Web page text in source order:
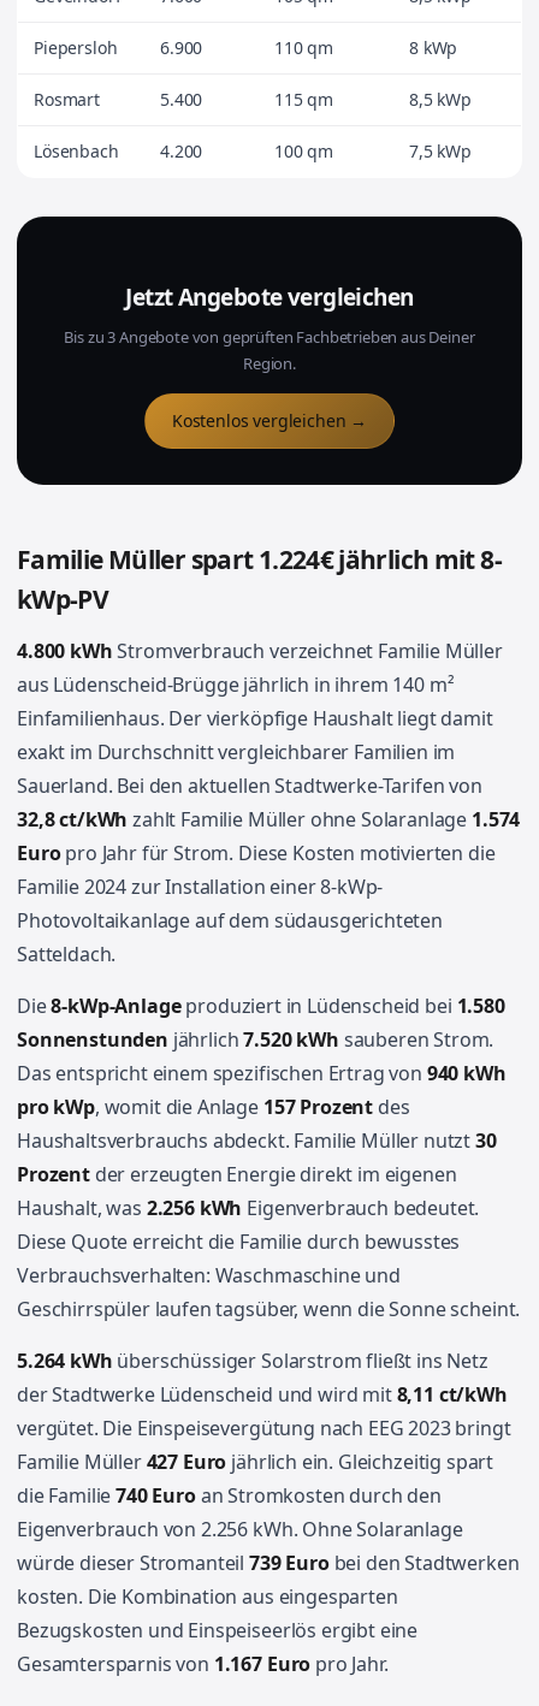
Piepersloh 6.900 110 qm 8 kWp
Rosmart 5.400 115 qm 8,5 kWp
Lösenbach 4.200 100 qm 7,5 kWp
Jetzt Angebote vergleichen
Bis zu 3 Angebote von geprüften Fachbetrieben aus Deiner
Region.
Kostenlos vergleichen →
Familie Müller spart 1.224€ jährlich mit 8-
kWp-PV
4.800 kWhStromverbrauch verzeichnet Familie Müller
aus Lüdenscheid-Brügge jährlich in ihrem 140 m²
Einfamilienhaus. Der vierköpfige Haushalt liegt damit
exakt im Durchschnitt vergleichbarer Familien im
Sauerland. Bei den aktuellen Stadtwerke-Tarifen von
32,8 ct/kWh zahlt Familie Müller ohne Solaranlage 1.574
Europro Jahr für Strom. Diese Kosten motivierten die
Familie 2024 zur Installation einer 8-kWp-
Photovoltaikanlage auf dem südausgerichteten
Satteldach.
Die8-kWp-Anlageproduziert in Lüdenscheid bei 1.580
Sonnenstunden jährlich7.520 kWh sauberen Strom.
Das entspricht einem spezifischen Ertrag von 940 kWh
pro kWp, womit die Anlage 157 Prozent des
Haushaltsverbrauchs abdeckt. Familie Müller nutzt30
Prozentder erzeugten Energie direkt im eigenen
Haushalt, was 2.256 kWh Eigenverbrauch bedeutet.
Diese Quote erreicht die Familie durch bewusstes
Verbrauchsverhalten: Waschmaschine und
Geschirrspüler laufen tagsüber, wenn die Sonne scheint.
5.264 kWh überschüssiger Solarstrom fließt ins Netz
der Stadtwerke Lüdenscheid und wird mit8,11 ct/kWh
vergütet. Die Einspeisevergütung nach EEG 2023 bringt
Familie Müller427 Euro jährlich ein. Gleichzeitig spart
die Familie740 Euroan Stromkosten durch den
Eigenverbrauch von 2.256 kWh. Ohne Solaranlage
würde dieser Stromanteil 739 Eurobei den Stadtwerken
kosten. Die Kombination aus eingesparten
Bezugskosten und Einspeiseerlös ergibt eine
Gesamtersparnis von 1.167 Euro pro Jahr.